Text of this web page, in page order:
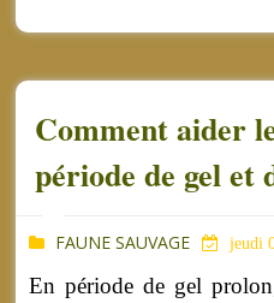
Comment aider
période de gel et
FAUNE SAUVAGE jeudi
En période de gel